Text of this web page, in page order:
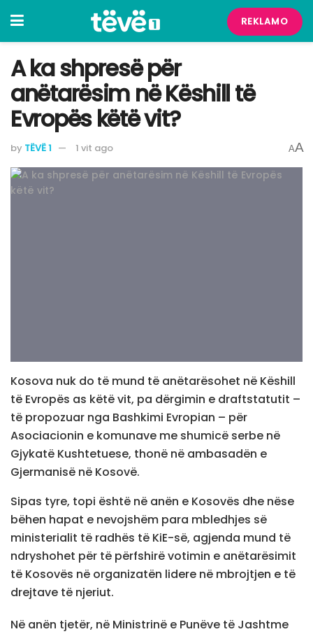
REKLAMO
​A ka shpresë për
anëtarësim në Këshill të
Evropës këtë vit?
by TËVË 1 1 vit ago AA
Kosova nuk do të mund të anëtarësohet në Këshill
të Evropës as këtë vit, pa dërgimin e draftstatutit –
të propozuar nga Bashkimi Evropian – për
Asociacionin e komunave me shumicë serbe në
Gjykatë Kushtetuese, thonë në ambasadën e
Gjermanisë në Kosovë.
Sipas tyre, topi është në anën e Kosovës dhe nëse
bëhen hapat e nevojshëm para mbledhjes së
ministerialit të radhës të KiE-së, agjenda mund të
ndryshohet për të përfshirë votimin e anëtarësimit
të Kosovës në organizatën lidere në mbrojtjen e të
drejtave të njeriut.
Në anën tjetër, në Ministrinë e Punëve të Jashtme